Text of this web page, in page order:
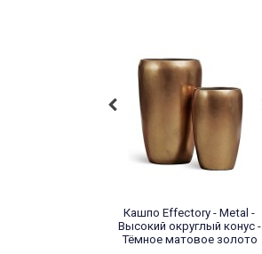
Кашпо Effectory - Metal -
Высокий округлый конус -
Тёмное матовое золото